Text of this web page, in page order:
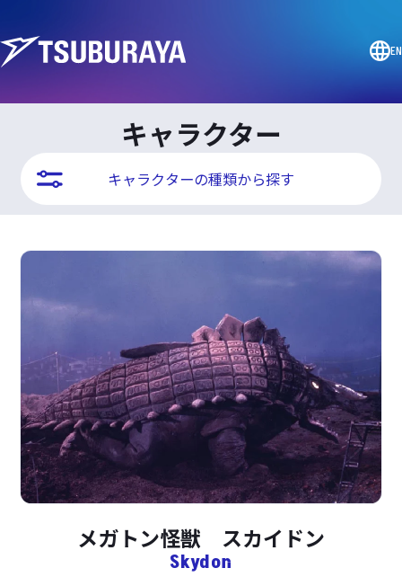
EN
キャラクター
キャラクターの種類から探す
メガトン怪獣 スカイドン
Skydon